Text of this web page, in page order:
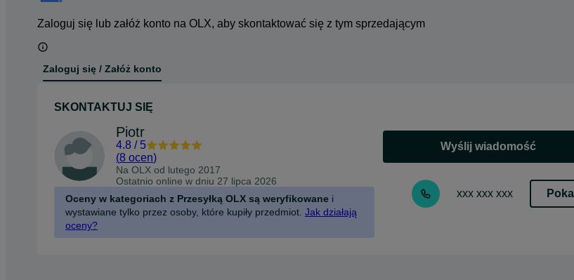
Zaloguj się lub załóż konto na OLX, aby skontaktować się z tym sprzedającym
Zaloguj się / Załóż konto
SKONTAKTUJ SIĘ
Piotr
4.8 / 5
(8 ocen)
Na OLX od lutego 2017
Ostatnio online w dniu 27 lipca 2026
Oceny w kategoriach z Przesyłką OLX są weryfikowane i
wystawiane tylko przez osoby, które kupiły przedmiot. Jak działają
oceny?
Wyślij wiadomość
xxx xxx xxx